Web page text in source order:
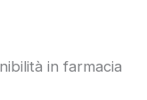
in farmacia